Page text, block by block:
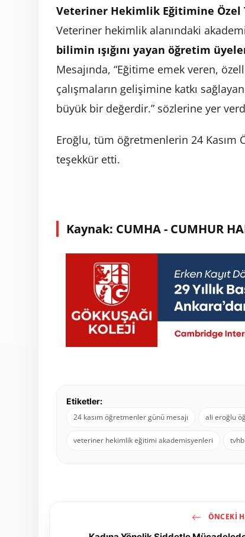
Veteriner Hekimlik Eğitimine Özel
Veteriner hekimlik alanındaki
bilimin ışığını yayan öğretim
Mesajında, “Eğitime emek veren,
çalışmaların gelişimine katkı
büyük bir değerdir.” sözlerine yer
Eroğlu, tüm öğretmenlerin 24 Kasım
teşekkür etti.
Kaynak: CUMHA - CUMHUR
Etiketler:
24 kasım öğretmenler günü mesajı
ali eroğlu
veteriner hekimlik eğitimi akademisyenleri
ÖNCEKI